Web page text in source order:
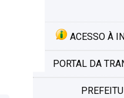
ACESSO À
PORTAL DA